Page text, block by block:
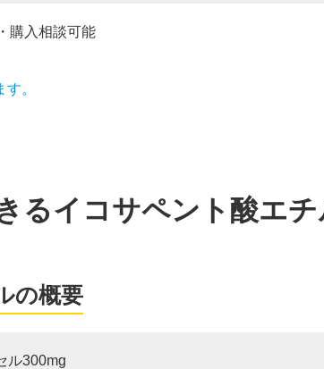
購入相談可能
。
るイコサペント酸エ
の概要
ル300mg